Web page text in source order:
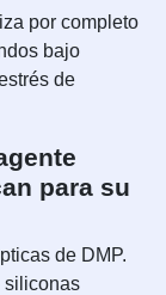
por completo
bajo
de
para su
de DMP.
siliconas